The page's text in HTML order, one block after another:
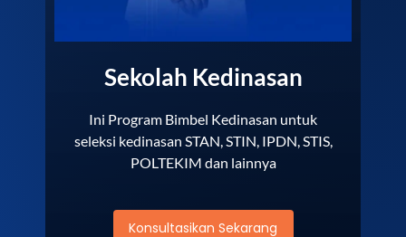
Sekolah Kedinasan
Ini Program Bimbel Kedinasan untuk
seleksi kedinasan STAN, STIN, IPDN, STIS,
POLTEKIM dan lainnya
Konsultasikan Sekarang